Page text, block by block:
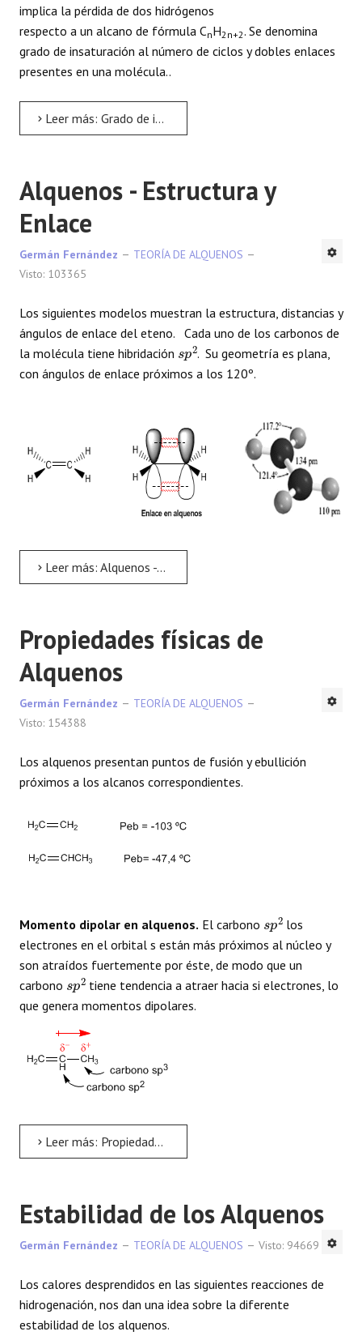
implica la pérdida de dos hidrógenos
respecto a un alcano de fórmula CnH2n+2. Se denomina
grado de insaturación al número de ciclos y dobles enlaces
presentes en una molécula..
Leer más: Grado de insaturación
Alquenos - Estructura y
Enlace
Germán Fernández
TEORÍA DE ALQUENOS
Visto: 103365
Los siguientes modelos muestran la estructura, distancias y
ángulos de enlace del eteno. Cada uno de los carbonos de
la molécula tiene hibridación
p2. Su geometría es plana,
con ángulos de enlace próximos a los 120º.
Leer más: Alquenos - Estructura y Enlace
Propiedades físicas de
Alquenos
Germán Fernández
TEORÍA DE ALQUENOS
Visto: 154388
Los alquenos presentan puntos de fusión y ebullición
próximos a los alcanos correspondientes.
Momento dipolar en alquenos. El carbono 2los
electrones en el orbital s están más próximos al núcleo y
son atraídos fuertemente por éste, de modo que un
carbono sp2tiene tendencia a atraer hacia si electrones, lo
que genera momentos dipolares.
Leer más: Propiedades físicas de Alquenos
Estabilidad de los Alquenos
Germán Fernández TEORÍA DE ALQUENOS Visto: 94669
Los calores desprendidos en las siguientes reacciones de
hidrogenación, nos dan una idea sobre la diferente
estabilidad de los alquenos.